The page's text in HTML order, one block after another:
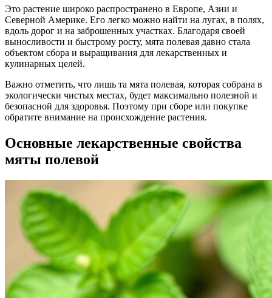
Это растение широко распространено в Европе, Азии и
Северной Америке. Его легко можно найти на лугах, в полях,
вдоль дорог и на заброшенных участках. Благодаря своей
выносливости и быстрому росту, мята полевая давно стала
объектом сбора и выращивания для лекарственных и
кулинарных целей.
Важно отметить, что лишь та мята полевая, которая собрана в
экологически чистых местах, будет максимально полезной и
безопасной для здоровья. Поэтому при сборе или покупке
обратите внимание на происхождение растения.
Основные лекарственные свойства
мяты полевой